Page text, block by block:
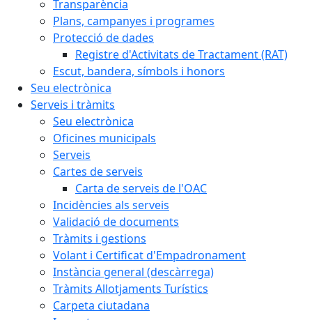
Transparència
Plans, campanyes i programes
Protecció de dades
Registre d'Activitats de Tractament (RAT)
Escut, bandera, símbols i honors
Seu electrònica
Serveis i tràmits
Seu electrònica
Oficines municipals
Serveis
Cartes de serveis
Carta de serveis de l'OAC
Incidències als serveis
Validació de documents
Tràmits i gestions
Volant i Certificat d'Empadronament
Instància general (descàrrega)
Tràmits Allotjaments Turístics
Carpeta ciutadana